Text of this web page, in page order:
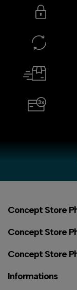
Concept Store
Concept Store
Concept Store
Informations